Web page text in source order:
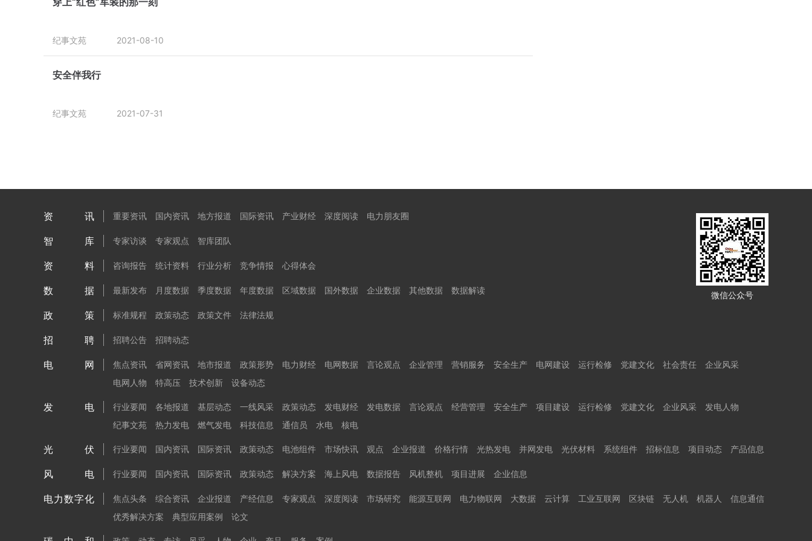
纪事文苑 2021-08-10
安全伴我行
纪事文苑 2021-07-31
微信公众号
资讯 重要资讯 国内资讯 地方报道 国际资讯 产业财经 深度阅读 电力朋友圈
智库 专家访谈 专家观点 智库团队
资料 咨询报告 统计资料 行业分析 竞争情报 心得体会
数据 最新发布 月度数据 季度数据 年度数据 区域数据 国外数据 企业数据 其他数据 数据解读
政策 标准规程 政策动态 政策文件 法律法规
招聘 招聘公告 招聘动态
电网 焦点资讯 省网资讯 地市报道 政策形势 电力财经 电网数据 言论观点 企业管理 营销服务 安全生产 电网建设 运行检修 党建文化 社会责任
企业风采
电网人物
特高压 技术创新 设备动态
发电 行业要闻 各地报道 基层动态 一线风采 政策动态 发电财经 发电数据 言论观点 经营管理 安全生产 项目建设 运行检修 党建文化 企业风采
发电人物
纪事文苑
热力发电 燃气发电 科技信息 通信员 水电 核电
光伏 行业要闻 国内资讯 国际资讯 政策动态 电池组件 市场快讯 观点 企业报道 价格行情 光热发电 并网发电 光伏材料 系统组件 招标信息 项目动态 产品信息
风电 行业要闻 国内资讯 国际资讯 政策动态 解决方案 海上风电 数据报告 风机整机 项目进展 企业信息
电力数字化 焦点头条 综合资讯 企业报道 产经信息 专家观点 深度阅读 市场研究 能源互联网 电力物联网 大数据 云计算 工业互联网 区块链 无人机 机器人
信息通信
优秀解决方案
典型应用案例 论文